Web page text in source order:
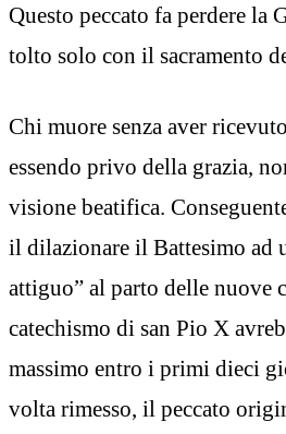
Questo peccato fa perdere la
tolto solo con il sacramento
Chi muore senza aver
essendo privo della grazia,
visione beatifica.
il dilazionare il Battesimo ad
attiguo” al parto delle nuove
catechismo di san Pio X
massimo entro i primi dieci
volta rimesso, il peccato